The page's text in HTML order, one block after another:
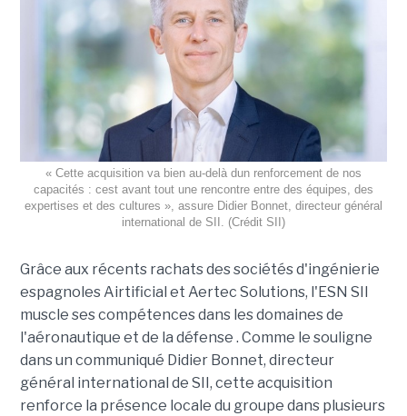
« Cette acquisition va bien au-delà dun renforcement de nos
capacités : cest avant tout une rencontre entre des équipes, des
expertises et des cultures », assure Didier Bonnet, directeur général
international de SII. (Crédit SII)
Grâce aux récents rachats des sociétés d'ingénierie
espagnoles Airtificial et Aertec Solutions, l'ESN SII
muscle ses compétences dans les domaines de
l'aéronautique et de la défense . Comme le souligne
dans un communiqué Didier Bonnet, directeur
général international de SII, cette acquisition
renforce la présence locale du groupe dans plusieurs